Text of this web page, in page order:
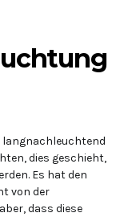
langnachleuchtend
dies geschieht,
Es hat den
von der
dass diese